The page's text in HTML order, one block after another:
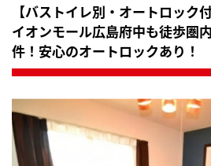
【バストイレ別・オートロック
イオンモール広島府中も徒歩
件！安心のオートロックあり！